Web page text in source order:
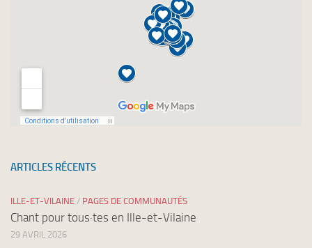
ARTICLES RÉCENTS
ILLE-ET-VILAINE / PAGES DE COMMUNAUTÉS
Chant pour tous·tes en Ille-et-Vilaine
29 AVRIL 2026